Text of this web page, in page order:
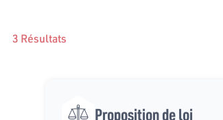
3 Résultats
Proposition de loi